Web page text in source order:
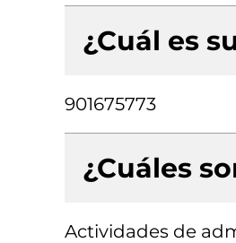
¿Cuál es
901675773
¿Cuáles
Actividades de